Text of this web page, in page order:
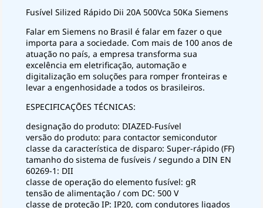
Fusível Silized Rápido Dii 20A 500Vca 50Ka Siemens
Falar em Siemens no Brasil é falar em fazer o que
importa para a sociedade. Com mais de 100 anos de
atuação no país, a empresa transforma sua
excelência em eletrificação, automação e
digitalização em soluções para romper fronteiras e
levar a engenhosidade a todos os brasileiros.
ESPECIFICAÇÕES TÉCNICAS:
designação do produto: DIAZED-Fusível
versão do produto: para contactor semicondutor
classe da característica de disparo: Super-rápido (FF)
tamanho do sistema de fusíveis / segundo a DIN EN
60269-1: DII
classe de operação do elemento fusível: gR
tensão de alimentação / com DC: 500 V
classe de proteção IP: IP20, com condutores ligados